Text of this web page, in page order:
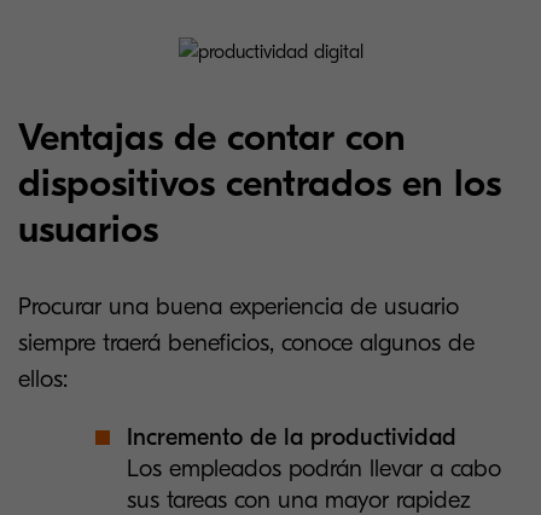
Ventajas de contar con
dispositivos centrados en los
usuarios
Procurar una buena experiencia de usuario
siempre traerá beneficios, conoce algunos de
ellos:
Incremento de la productividad
Los empleados podrán llevar a cabo
sus tareas con una mayor rapidez